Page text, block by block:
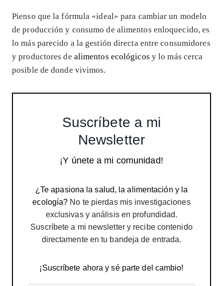
Pienso que la fórmula «ideal» para cambiar un modelo
de producción y consumo de alimentos enloquecido, es
lo más parecido a la gestión directa entre consumidores
y productores de alimentos ecológicos y lo más cerca
posible de donde vivimos.
Suscríbete a mi
Newsletter
¡Y únete a mi comunidad!
¿Te apasiona la salud, la alimentación y la
ecología? No te pierdas mis investigaciones
exclusivas y análisis en profundidad.
Suscríbete a mi newsletter y recibe contenido
directamente en tu bandeja de entrada.
¡Suscríbete ahora y sé parte del cambio!